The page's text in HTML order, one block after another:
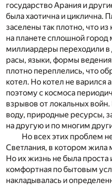
государство Арания и
была хаотична и циклична.
заселены так плотно, что из
на планете сплошной город
миллиардеры переходили в
расы, языки, формы ведения
плотно переплелись, что
котел. Но котел не варился
поэтому с космоса
взрывов от локальных
воду, природные ресурсы,
на другую и по многим
Но всех этих проблем
Светлания, в котором жила
Но их жизнь не была
комфортная по бытовым
накладывалась и